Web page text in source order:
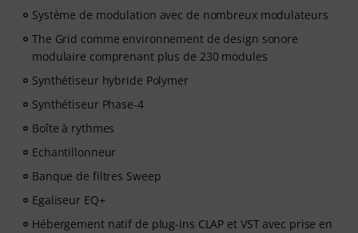
un DAW, bases du mixage, arrangements, mélodies
percutantes pour TikTok et compétences essentielles
pour transformer vos idées en morceaux prêts à être
diffusés.
Système de modulation avec de nombreux modulateurs
The Grid comme environnement de design sonore
modulaire comprenant plus de 230 modules
Synthétiseur hybride Polymer
Synthétiseur Phase-4
Boîte à rythmes
Echantillonneur
Banque de filtres Sweep
Egaliseur EQ+
Hébergement natif de plug-ins CLAP et VST avec prise en